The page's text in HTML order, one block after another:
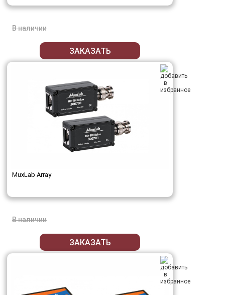
В наличии
ЗАКАЗАТЬ
MuxLab Array
В наличии
ЗАКАЗАТЬ